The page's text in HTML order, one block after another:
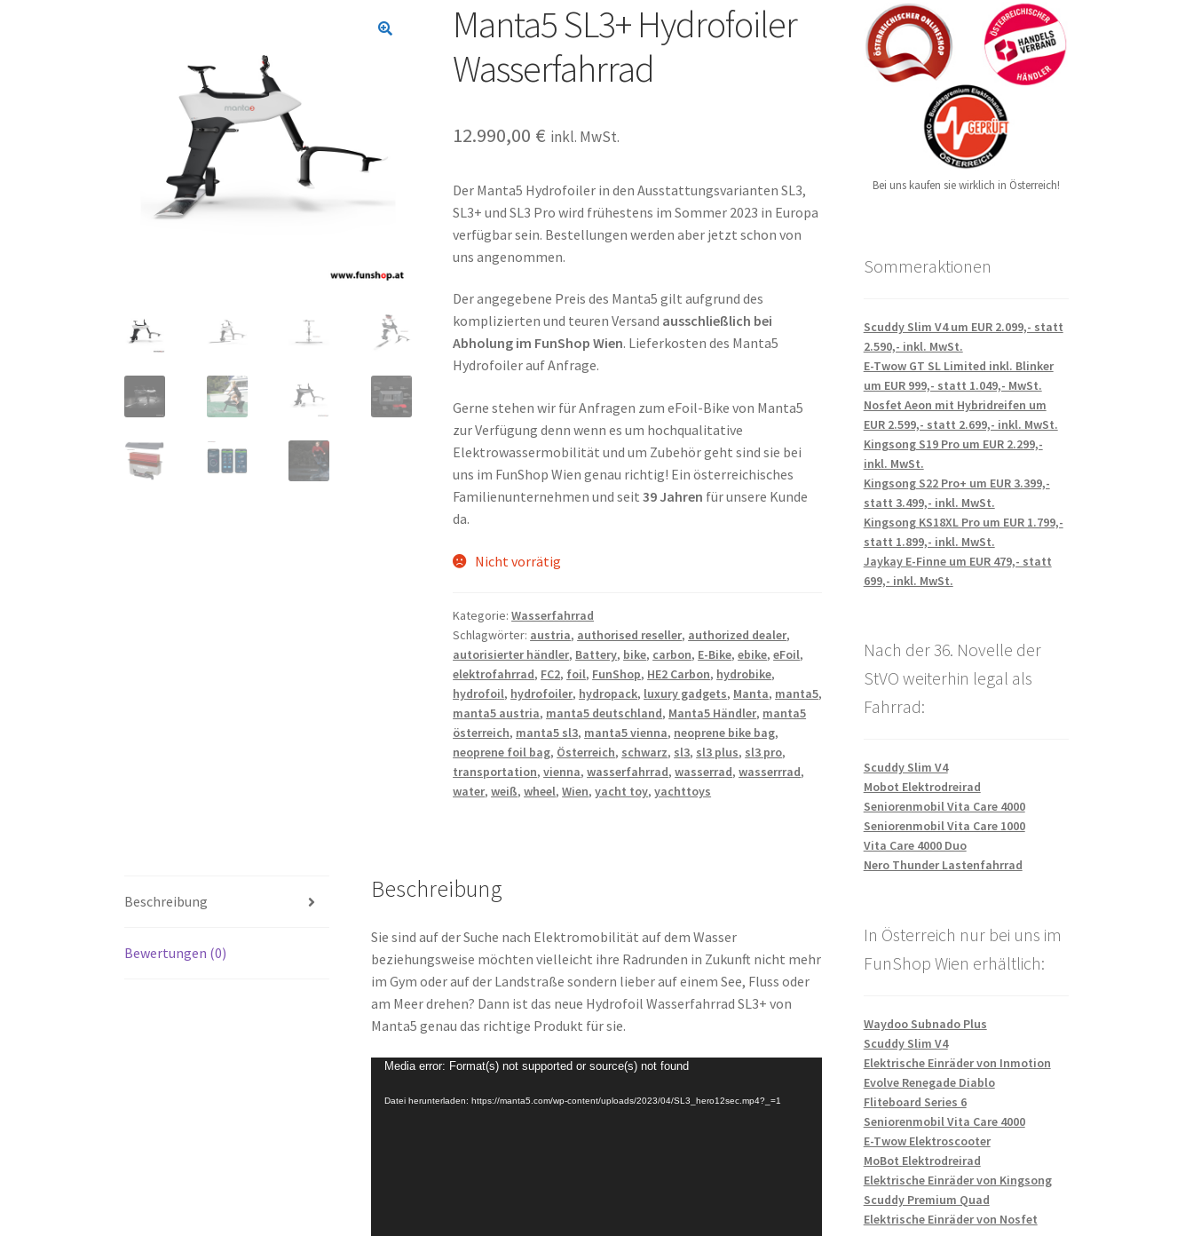
Manta5 SL3+ Hydrofoiler
Wasserfahrrad
12.990,00 € inkl. MwSt.
Der Manta5 Hydrofoiler in den Ausstattungsvarianten SL3,
SL3+ und SL3 Pro wird frühestens im Sommer 2023 in Europa
verfügbar sein. Bestellungen werden aber jetzt schon von
uns angenommen.
Der angegebene Preis des Manta5 gilt aufgrund des
komplizierten und teuren Versand ausschließlich bei
Abholung im FunShop Wien. Lieferkosten des Manta5
Hydrofoiler auf Anfrage.
Gerne stehen wir für Anfragen zum eFoil-Bike von Manta5
zur Verfügung denn wenn es um hochqualitative
Elektrowassermobilität und um Zubehör geht sind sie bei
uns im FunShop Wien genau richtig! Ein österreichisches
Familienunternehmen und seit39 Jahren für unsere Kunde
da.
Nicht vorrätig
Kategorie:Wasserfahrrad
Schlagwörter: austria, authorised reseller, authorized dealer,
autorisierter händler, Battery, bike, carbon, E-Bike,ebike,eFoil,
elektrofahrrad, FC2, foil, FunShop, HE2 Carbon, hydrobike,
hydrofoil, hydrofoiler, hydropack, luxury gadgets, Manta, manta5,
manta5 austria, manta5 deutschland, Manta5 Händler, manta5
österreich, manta5 sl3, manta5 vienna, neoprene bike bag,
neoprene foil bag, Österreich, schwarz, sl3, sl3 plus, sl3 pro,
transportation,vienna,wasserfahrrad,wasserrad,wasserrrad,
water,weiß,wheel,Wien,yacht toy,yachttoys
Beschreibung
Bewertungen (0)
Beschreibung
Sie sind auf der Suche nach Elektromobilität auf dem Wasser
beziehungsweise möchten vielleicht ihre Radrunden in Zukunft nicht mehr
im Gym oder auf der Landstraße sondern lieber auf einem See, Fluss oder
am Meer drehen? Dann ist das neue Hydrofoil Wasserfahrrad SL3+ von
Manta5 genau das richtige Produkt für sie.
Video-
Media error: Format(s) not supported or source(s) not found
Datei herunterladen: https://manta5.com/wp-content/uploads/2023/04/SL3_hero12sec.mp4?_=1
Bei uns kaufen sie wirklich in Österreich!
Sommeraktionen
Scuddy Slim V4 um EUR 2.099,- statt
2.590,- inkl. MwSt.
E-Twow GT SL Limited inkl. Blinker
um EUR 999,- statt 1.049,- MwSt.
Nosfet Aeon mit Hybridreifen um
EUR 2.599,- statt 2.699,- inkl. MwSt.
Kingsong S19 Pro um EUR 2.299,-
inkl. MwSt.
Kingsong S22 Pro+ um EUR 3.399,-
statt 3.499,- inkl. MwSt.
Kingsong KS18XL Pro um EUR 1.799,-
statt 1.899,- inkl. MwSt.
Jaykay E-Finne um EUR 479,- statt
699,- inkl. MwSt.
Nach der 36. Novelle der
StVO weiterhin legal als
Fahrrad:
Scuddy Slim V4
Mobot Elektrodreirad
Seniorenmobil Vita Care 4000
Seniorenmobil Vita Care 1000
Vita Care 4000 Duo
Nero Thunder Lastenfahrrad
In Österreich nur bei uns im
FunShop Wien erhältlich:
Waydoo Subnado Plus
Scuddy Slim V4
Elektrische Einräder von Inmotion
Evolve Renegade Diablo
Fliteboard Series 6
Seniorenmobil Vita Care 4000
E-Twow Elektroscooter
MoBot Elektrodreirad
Elektrische Einräder von Kingsong
Scuddy Premium Quad
Elektrische Einräder von Nosfet